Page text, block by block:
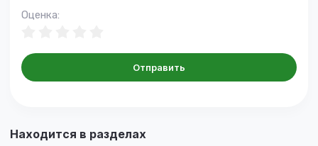
Оценка:
Отправить
Находится в разделах